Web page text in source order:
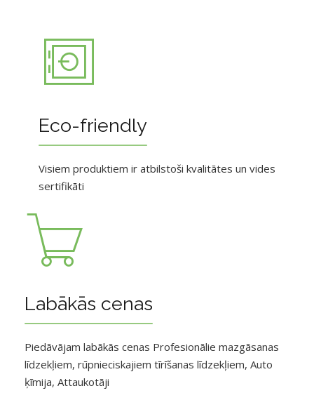
Eco-friendly
Visiem produktiem ir atbilstoši kvalitātes un vides
sertifikāti
Labākās cenas
Piedāvājam labākās cenas Profesionālie mazgāsanas
līdzekļiem, rūpnieciskajiem tīrīšanas līdzekļiem, Auto
ķīmija, Attaukotāji